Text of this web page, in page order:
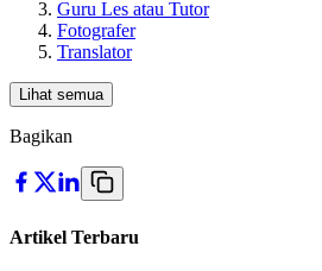
Guru Les atau Tutor
Fotografer
Translator
Lihat semua
Bagikan
Artikel Terbaru